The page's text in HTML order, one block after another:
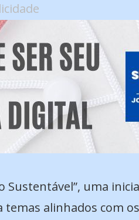
Sustentável”, uma
alinhados com